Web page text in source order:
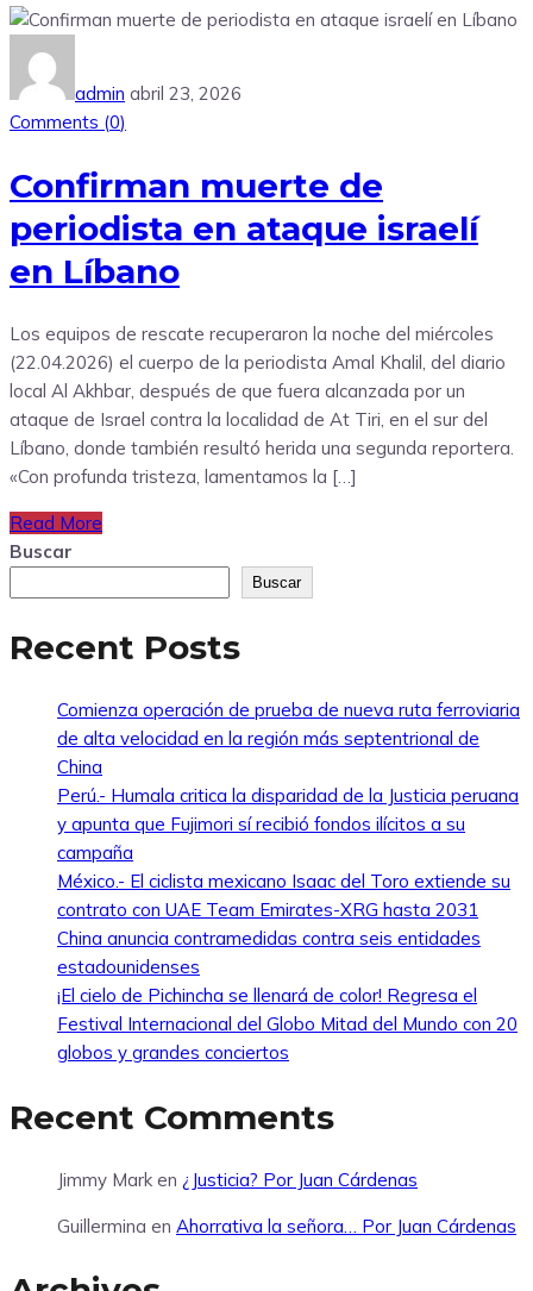
admin abril 23, 2026
Comments (0)
Confirman muerte de
periodista en ataque israelí
en Líbano
Los equipos de rescate recuperaron la noche del miércoles
(22.04.2026) el cuerpo de la periodista Amal Khalil, del diario
local Al Akhbar, después de que fuera alcanzada por un
ataque de Israel contra la localidad de At Tiri, en el sur del
Líbano, donde también resultó herida una segunda reportera.
«Con profunda tristeza, lamentamos la […]
Read More
Buscar
Buscar
Recent Posts
Comienza operación de prueba de nueva ruta ferroviaria
de alta velocidad en la región más septentrional de
China
Perú.- Humala critica la disparidad de la Justicia peruana
y apunta que Fujimori sí recibió fondos ilícitos a su
campaña
México.- El ciclista mexicano Isaac del Toro extiende su
contrato con UAE Team Emirates-XRG hasta 2031
China anuncia contramedidas contra seis entidades
estadounidenses
¡El cielo de Pichincha se llenará de color! Regresa el
Festival Internacional del Globo Mitad del Mundo con 20
globos y grandes conciertos
Recent Comments
Jimmy Mark en ¿Justicia? Por Juan Cárdenas
Guillermina en Ahorrativa la señora… Por Juan Cárdenas